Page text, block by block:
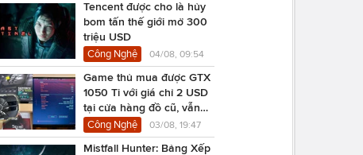
Tencent được cho là hủy
bom tấn thế giới mở 300
triệu USD
Công Nghệ 04/08, 09:54
Game thủ mua được GTX
1050 Ti với giá chỉ 2 USD
tại cửa hàng đồ cũ, vẫn
chạy Cyberpunk 2077
Công Nghệ 03/08, 19:47
Mistfall Hunter: Bảng Xếp